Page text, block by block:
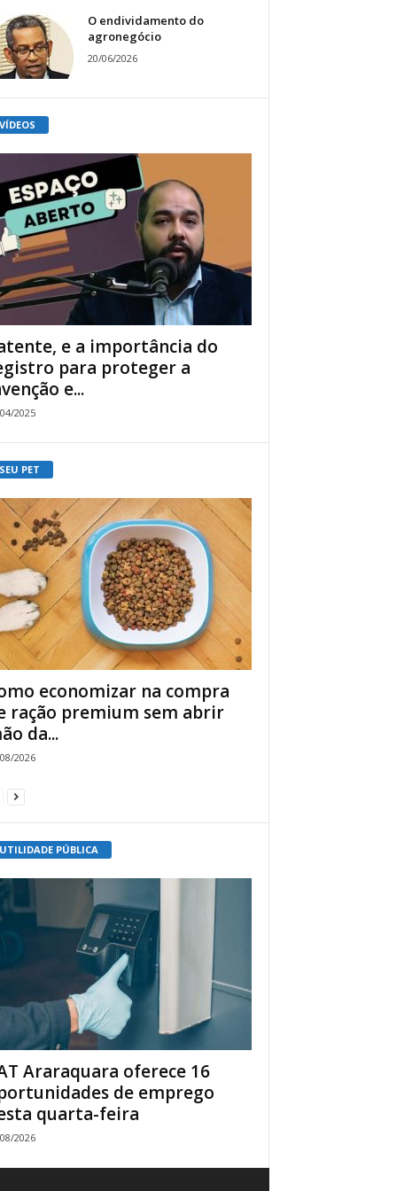
O endividamento do
agronegócio
20/06/2026
VÍDEOS
e a importância do
para proteger a
e...
2025
SEU PET
economizar na compra
ração premium sem abrir
da...
2026
UTILIDADE PÚBLICA
Araraquara oferece 16
de emprego
quarta-feira
2026